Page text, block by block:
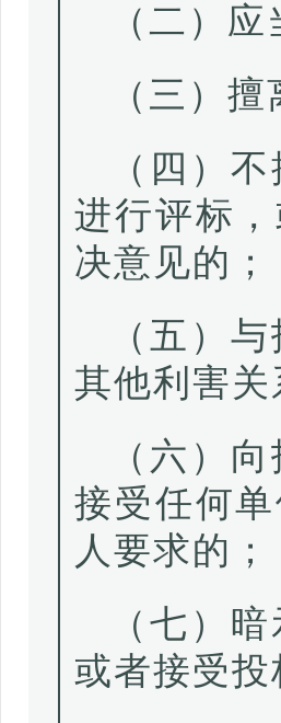
（二）
（三）
（四）
进行评标
决意见的；
（五）
其他利害
（六）
接受任何
人要求的；
（七）
或者接受